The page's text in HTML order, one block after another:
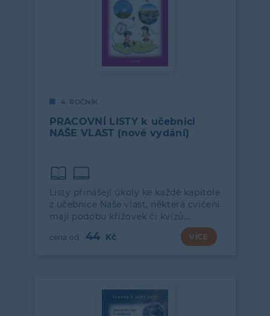
4. ROČNÍK
PRACOVNÍ LISTY k učebnici
NAŠE VLAST (nové vydání)
Listy přinášejí úkoly ke každé kapitole
z učebnice Naše vlast, některá cvičení
mají podobu křížovek či kvízů.…
44 VÍCE